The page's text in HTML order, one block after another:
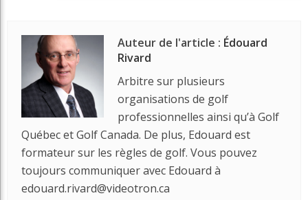
Auteur de l'article : Édouard
Rivard
Arbitre sur plusieurs
organisations de golf
professionnelles ainsi qu’à Golf
Québec et Golf Canada. De plus, Edouard est
formateur sur les règles de golf. Vous pouvez
toujours communiquer avec Edouard à
edouard.rivard@videotron.ca